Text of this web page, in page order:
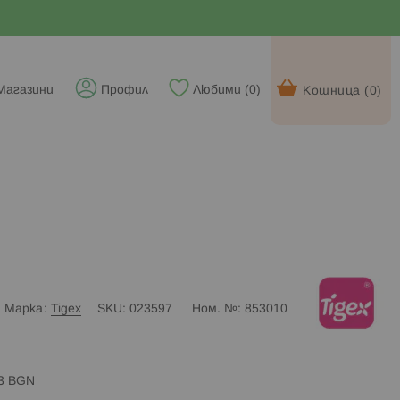
Кошница (0)
Любими (0)
Профил
Марка Tigex SKU 023597 Ном. № 853010
BGN